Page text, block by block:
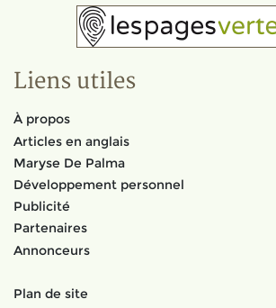
Liens utiles
À propos
Articles en anglais
Maryse De Palma
Développement personnel
Publicité
Partenaires
Annonceurs
Plan de site